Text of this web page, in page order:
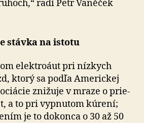
radí Petr Vaněček
stávka na istotu
elektroáut pri nízkych
ktorý sa podľa Americkej
znižuje v mraze o prie­
a to pri vypnutom kúrení;
je to dokonca o 30 až 50